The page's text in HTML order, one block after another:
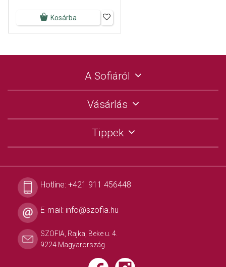
Kosárba
A Sofiáról
Vásárlás
Tippek
Hotline: +421 911 456448
E-mail: info@szofia.hu
SZOFIA, Rajka, Beke u. 4.
9224 Magyarország